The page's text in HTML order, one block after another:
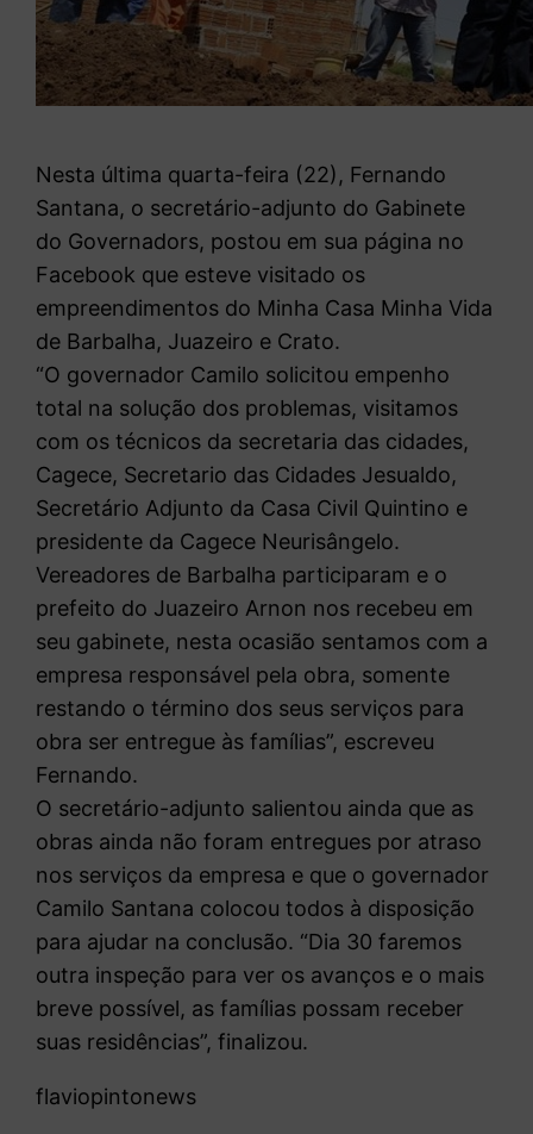
Nesta última quarta-feira (22), Fernando
Santana, o secretário-adjunto do Gabinete
do Governadors, postou em sua página no
Facebook que esteve visitado os
empreendimentos do Minha Casa Minha Vida
de Barbalha, Juazeiro e Crato.
“O governador Camilo solicitou empenho
total na solução dos problemas, visitamos
com os técnicos da secretaria das cidades,
Cagece, Secretario das Cidades Jesualdo,
Secretário Adjunto da Casa Civil Quintino e
presidente da Cagece Neurisângelo.
Vereadores de Barbalha participaram e o
prefeito do Juazeiro Arnon nos recebeu em
seu gabinete, nesta ocasião sentamos com a
empresa responsável pela obra, somente
restando o término dos seus serviços para
obra ser entregue às famílias”, escreveu
Fernando.
O secretário-adjunto salientou ainda que as
obras ainda não foram entregues por atraso
nos serviços da empresa e que o governador
Camilo Santana colocou todos à disposição
para ajudar na conclusão. “Dia 30 faremos
outra inspeção para ver os avanços e o mais
breve possível, as famílias possam receber
suas residências”, finalizou.
flaviopintonews